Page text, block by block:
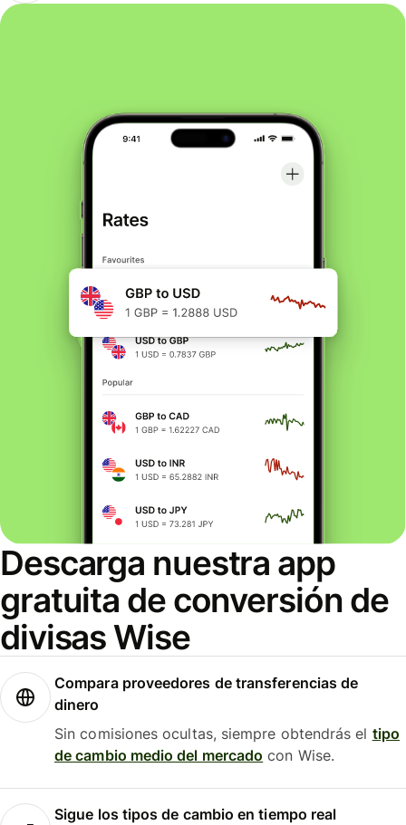
Descarga nuestra app
gratuita de conversión de
divisas Wise
Compara proveedores de transferencias de
dinero
Sin comisiones ocultas, siempre obtendrás el tipo
de cambio medio del mercado con Wise.
Sigue los tipos de cambio en tiempo real